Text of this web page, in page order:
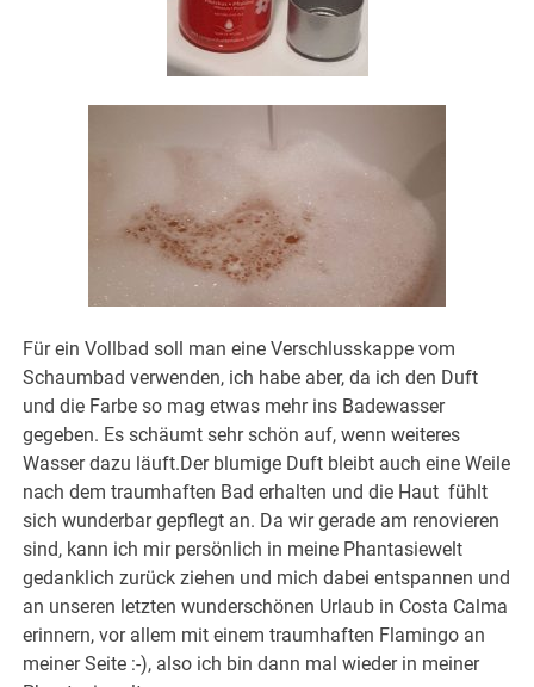
Für ein Vollbad soll man eine Verschlusskappe vom
Schaumbad verwenden, ich habe aber, da ich den Duft
und die Farbe so mag etwas mehr ins Badewasser
gegeben. Es schäumt sehr schön auf, wenn weiteres
Wasser dazu läuft.Der blumige Duft bleibt auch eine Weile
nach dem traumhaften Bad erhalten und die Haut fühlt
sich wunderbar gepflegt an. Da wir gerade am renovieren
sind, kann ich mir persönlich in meine Phantasiewelt
gedanklich zurück ziehen und mich dabei entspannen und
an unseren letzten wunderschönen Urlaub in Costa Calma
erinnern, vor allem mit einem traumhaften Flamingo an
meiner Seite :-), also ich bin dann mal wieder in meiner